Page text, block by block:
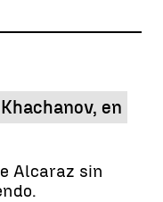
en
Alcaraz sin